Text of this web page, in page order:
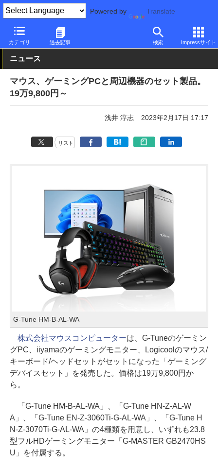
Powered by Translate
カテゴリ 過去記事 検索 Impressサイト
PC Watch パソコン/タブレット/スマートフォン ゲーミングパソ
ニュース
マウス、ゲーミングPCと周辺機器のセット製品。
19万9,800円～
浅井 淳志 2023年2月17日 17:17
リスト
G-Tune HM-B-AL-WA
株式会社マウスコンピューターは、G-Tuneのゲーミン
グPC、iiyamaのゲーミングモニター、Logicoolのマウス/
キーボード/ヘッドセットがセットになった「ゲーミング
デバイスセット」を発売した。価格は19万9,800円か
ら。
「G-Tune HM-B-AL-WA」、「G-Tune HN-Z-AL-W
A」、「G-Tune EN-Z-3060Ti-G-AL-WA」、「G-Tune H
N-Z-3070Ti-G-AL-WA」の4種類を用意し、いずれも23.8
型フルHDゲーミングモニター「G-MASTER GB2470HS
U」を付属する。